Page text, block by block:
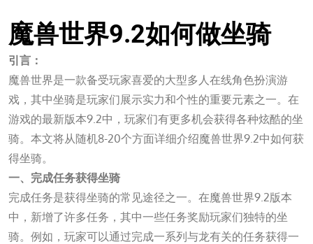
魔兽世界9.2如何做坐骑
引言：
魔兽世界是一款备受玩家喜爱的大型多人在线角色扮演游
戏，其中坐骑是玩家们展示实力和个性的重要元素之一。在
游戏的最新版本9.2中，玩家们有更多机会获得各种炫酷的坐
骑。本文将从随机8-20个方面详细介绍魔兽世界9.2中如何获
得坐骑。
一、完成任务获得坐骑
完成任务是获得坐骑的常见途径之一。在魔兽世界9.2版本
中，新增了许多任务，其中一些任务奖励玩家们独特的坐
骑。例如，玩家可以通过完成一系列与龙有关的任务获得一